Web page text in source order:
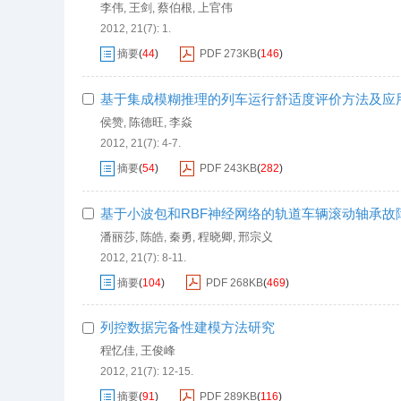
李伟, 王剑 , 蔡伯根, 上官伟
2012, 21(7): 1.
摘要(44) PDF 273KB(146)
基于集成模糊推理的列车运行舒适度评价方法及应
侯赞, 陈德旺, 李焱
2012, 21(7): 4-7.
摘要(54) PDF 243KB(282)
基于小波包和RBF神经网络的轨道车辆滚动轴承故
潘丽莎 陈皓 秦勇 程晓卿 邢宗义
2012, 21(7): 8-11.
摘要(104) PDF 268KB(469)
列控数据完备性建模方法研究
程忆佳, 王俊峰
2012, 21(7): 12-15.
摘要(91) PDF 289KB(116)